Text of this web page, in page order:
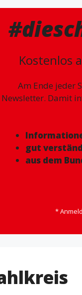
Kostenlos
Am Ende jeder
Newsletter. Damit
gut
aus dem
*